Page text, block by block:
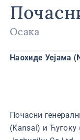
Осака
Наохиде Уејама
Почасни
(Kansai) и